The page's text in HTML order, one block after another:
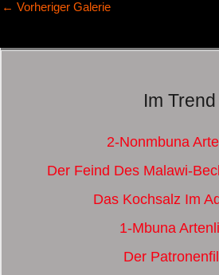
← Vorheriger Galerie
Im Trend
2-Nonmbuna
Der Feind Des Malawi-
Das Kochsalz Im
1-Mbuna
Der